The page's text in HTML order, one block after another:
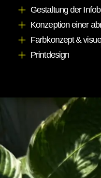
Gestaltung der
Konzeption einer
Farbkonzept &
Printdesign